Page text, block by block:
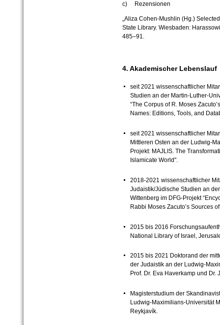
c) Rezensionen
„Aliza Cohen-Mushlin (Hg.)
State Library. Wiesbaden:
485–91.
4. Akademischer Lebenslauf
seit 2021 wissenschaftlicher
Studien an der Martin-Luther-
“The Corpus of R. Moses
Names: Editions, Tools, and
seit 2021 wissenschaftlicher
Mittleren Osten an der Ludwig-
Projekt: MAJLIS. The
Islamicate World".
2018-2021 wissenschaftlicher
Judaistik/Jüdische Studien an
Wittenberg im DFG-Projekt
Rabbi Moses Zacuto’s Sources
2015 bis 2016
National Library of Israel,
2015 bis 2021 Doktorand der
der Judaistik an der Ludwig-
Prof. Dr. Eva Haverkamp und Dr.
Magisterstudium der
Ludwig-Maximilians-Universität
Reykjavík.